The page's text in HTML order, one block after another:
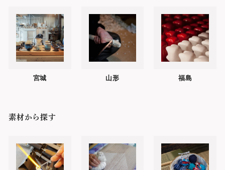
宮城 山形 福島
素材から探す